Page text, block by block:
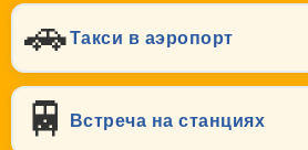
🚗Такси в аэропорт
🚆 Встреча на станциях